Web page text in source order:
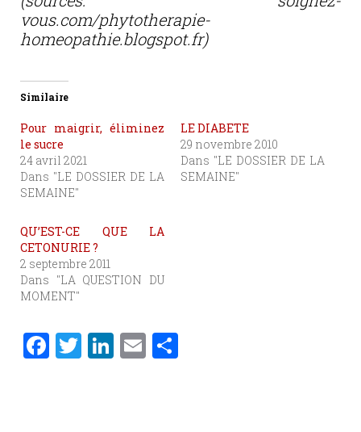
vous.com/phytotherapie-
homeopathie.blogspot.fr)
Similaire
Pour maigrir, éliminez
le sucre
24 avril 2021
Dans "LE DOSSIER DE LA
SEMAINE"
LE DIABETE
29 novembre 2010
Dans "LE DOSSIER DE LA
SEMAINE"
QU’EST-CE QUE LA
CETONURIE ?
2 septembre 2011
Dans "LA QUESTION DU
MOMENT"
F T Li E